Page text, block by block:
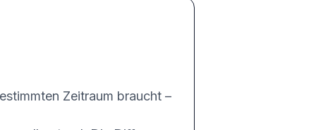
Zeitraum braucht –